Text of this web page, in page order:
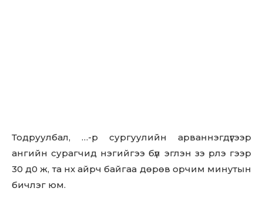
Тодруулбал, …-р сургуулийн арваннэгдүгээр
ангийн сурагчид нэгийгээ бүл эглэн зэ рлэ гээр
30 д0 ж, та нх айрч байгаа дөрөв орчим минутын
бичлэг юм.